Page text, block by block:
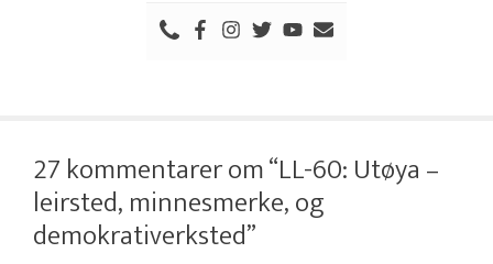
27 kommentarer om “LL-60: Utøya –
leirsted, minnesmerke, og
demokrativerksted”